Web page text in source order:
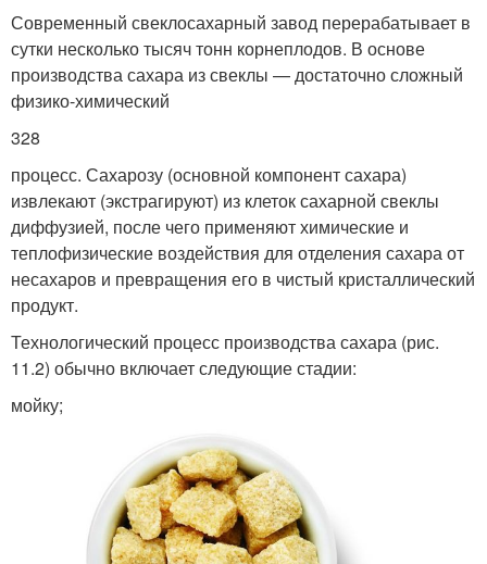
Современный свеклосахарный завод перерабатывает в
сутки несколько тысяч тонн корнеплодов. В основе
производства сахара из свеклы — достаточно сложный
физико-химический
328
процесс. Сахарозу (основной компонент сахара)
извлекают (экстрагируют) из клеток сахарной свеклы
диффузией, после чего применяют химические и
теплофизические воздействия для отделения сахара от
несахаров и превращения его в чистый кристаллический
продукт.
Технологический процесс производства сахара (рис.
11.2) обычно включает следующие стадии:
мойку;